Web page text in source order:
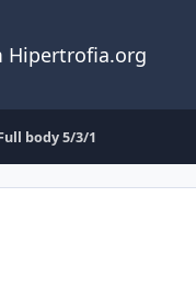
Hipertrofia.org
body 5/3/1